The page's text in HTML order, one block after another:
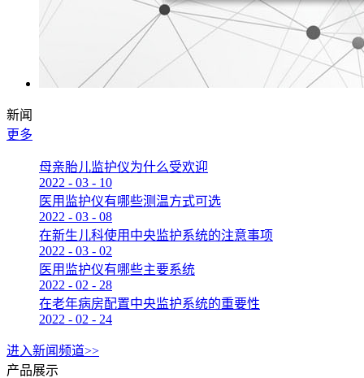
新闻
更多
母亲胎儿监护仪为什么受欢迎
2022 - 03 - 10
医用监护仪有哪些测温方式可选
2022 - 03 - 08
在新生儿科使用中央监护系统的注意事项
2022 - 03 - 02
医用监护仪有哪些主要系统
2022 - 02 - 28
在老年病房配置中央监护系统的重要性
2022 - 02 - 24
进入新闻频道>>
产品展示